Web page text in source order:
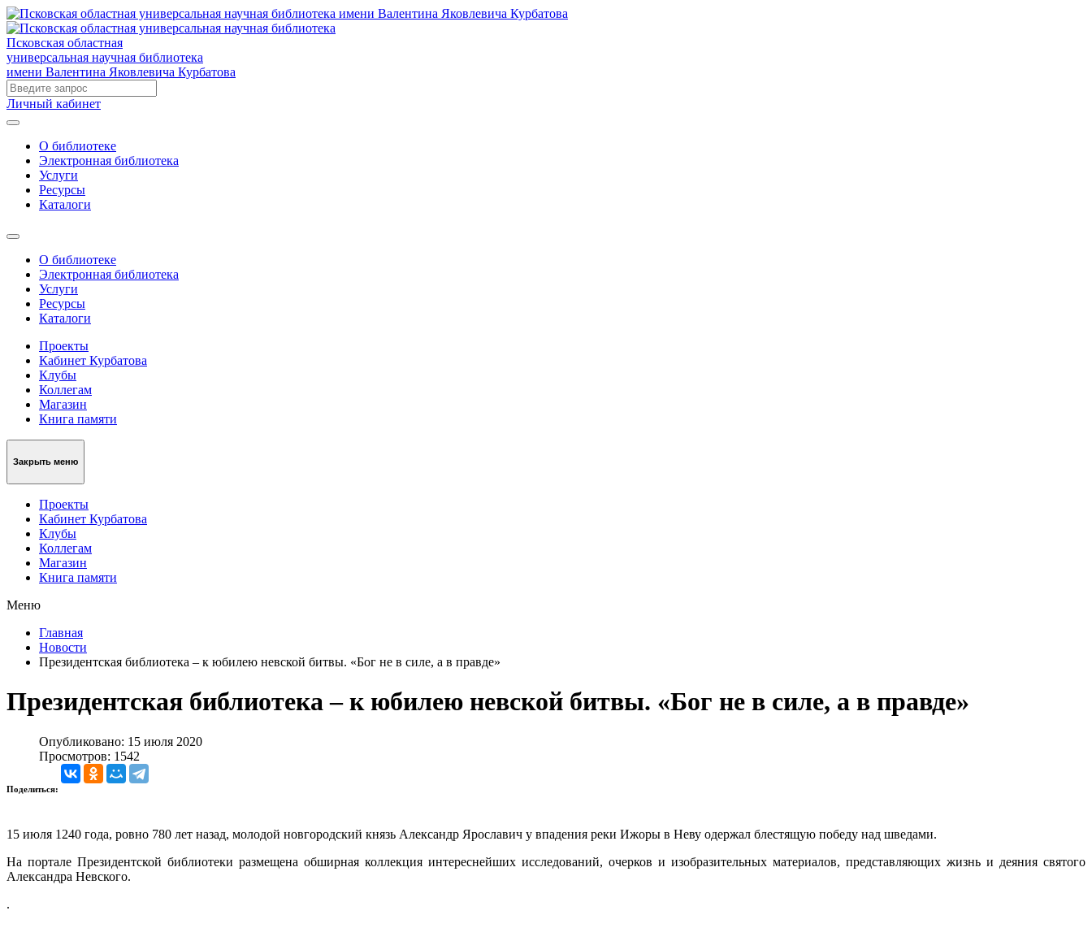
Псковская областная
универсальная научная библиотека
имени Валентина Яковлевича Курбатова
Личный кабинет
О библиотеке
Электронная библиотека
Услуги
Ресурсы
Каталоги
О библиотеке
Электронная библиотека
Услуги
Ресурсы
Каталоги
Проекты
Кабинет Курбатова
Клубы
Коллегам
Магазин
Книга памяти
Закрыть меню
Проекты
Кабинет Курбатова
Клубы
Коллегам
Магазин
Книга памяти
Меню
Главная
Новости
Президентская библиотека – к юбилею невской битвы. «Бог не в силе, а в правде»
Президентская библиотека – к юбилею невской битвы. «Бог не в силе, а в правде»
Опубликовано: 15 июля 2020
Просмотров: 1542
Поделиться:
15 июля 1240 года, ровно 780 лет назад, молодой новгородский князь Александр Ярославич у впадения реки Ижоры в Неву одержал блестящую победу над шведами.
На портале Президентской библиотеки размещена обширная коллекция интереснейших исследований, очерков и изобразительных материалов, представляющих жизнь и деяния святого
Александра Невского.
.